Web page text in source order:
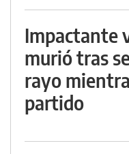
Impactante
murió tras
rayo
partido